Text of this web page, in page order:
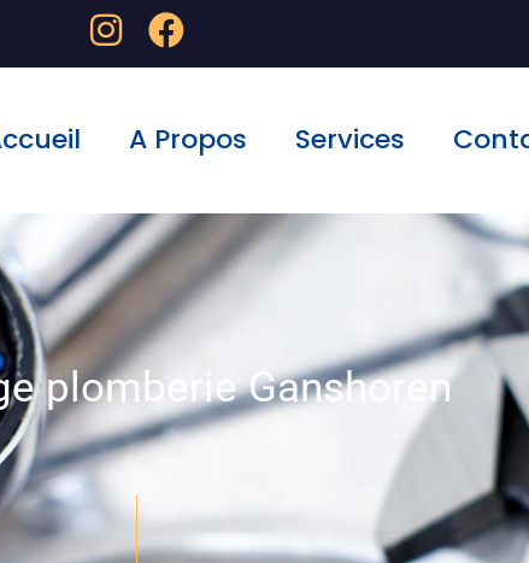
A Propos Services
plomberie Ganshoren